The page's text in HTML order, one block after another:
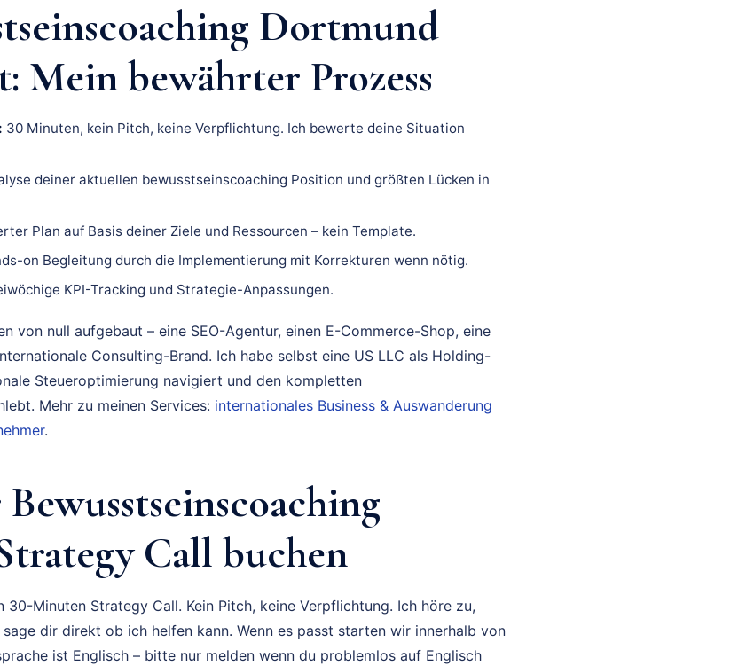
Dortmund
bewährter Prozess
30 Minuten, kein Pitch, keine Verpflichtung. Ich bewerte deine Situation
deiner aktuellen bewusstseinscoaching Position und größten Lücken in
Plan auf Basis deiner Ziele und Ressourcen – kein Template.
on Begleitung durch die Implementierung mit Korrekturen wenn nötig.
KPI-Tracking und Strategie-Anpassungen.
von null aufgebaut – eine SEO-Agentur, einen E-Commerce-Shop, eine
Consulting-Brand. Ich habe selbst eine US LLC als Holding-
Steueroptimierung navigiert und den kompletten
Mehr zu meinen Services: internationales Business & Auswanderung
.
Call buchen
30-Minuten Strategy Call. Kein Pitch, keine Verpflichtung. Ich höre zu,
dir direkt ob ich helfen kann. Wenn es passt starten wir innerhalb von
ist Englisch – bitte nur melden wenn du problemlos auf Englisch